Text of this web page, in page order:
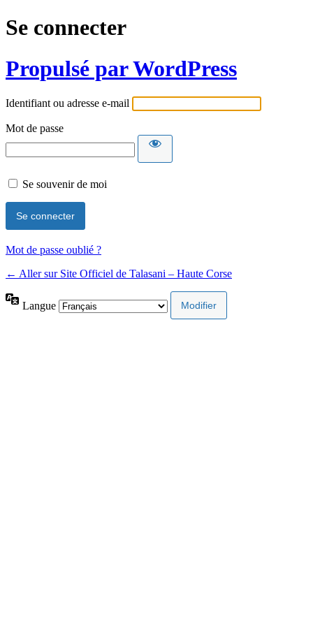
Se connecter
Propulsé par WordPress
Identifiant ou adresse e-mail
Mot de passe
Se souvenir de moi
Mot de passe oublié ?
← Aller sur Site Officiel de Talasani – Haute Corse
Langue